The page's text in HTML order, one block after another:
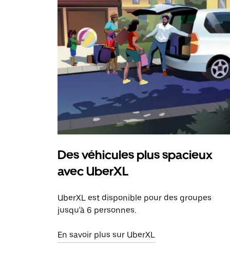
Des véhicules plus spacieux
avec UberXL
UberXL est disponible pour des groupes
jusqu'à 6 personnes.
En savoir plus sur UberXL